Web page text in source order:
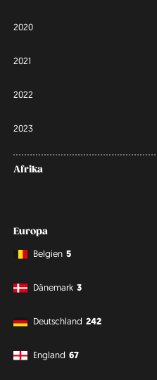
2020
2021
2022
2023
Afrika
Europa
Belgien 5
Dänemark 3
Deutschland 242
England 67